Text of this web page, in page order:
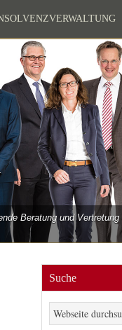
Beratung und Vertretung
Suche